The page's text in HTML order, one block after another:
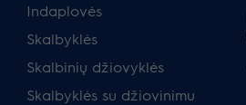
Indaplovės
Skalbyklės
Skalbinių džiovyklės
Skalbyklės su džiovinimu